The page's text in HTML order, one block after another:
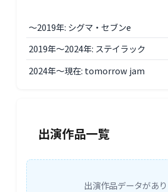
〜2019年: シグマ・セブンe
2019年〜2024年: ステイラック
2024年〜現在: tomorrow jam
出演作品一覧
出演作品データがあり